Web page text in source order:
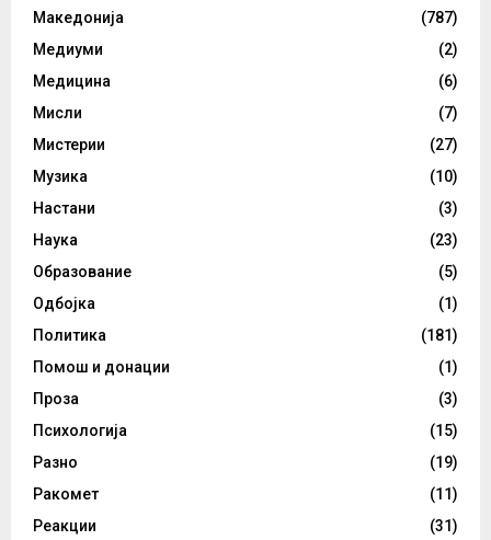
Македонија
(787)
Медиуми
(2)
Медицина
(6)
Мисли
(7)
Мистерии
(27)
Музика
(10)
Настани
(3)
Наука
(23)
Образование
(5)
Одбојка
(1)
Политика
(181)
Помош и донации
(1)
Проза
(3)
Психологија
(15)
Разно
(19)
Ракомет
(11)
Реакции
(31)